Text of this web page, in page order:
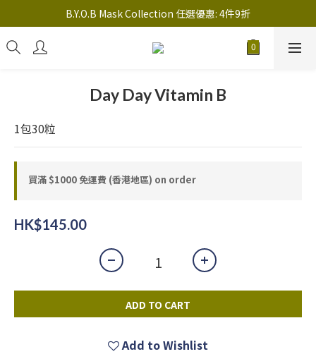
註冊新會員送 $20 馬上使用，會員可享指定產品「​專享價」
B.Y.O.B Mask Collection 任選優惠: 4件9折
註冊新會員送 $20 馬上使用，會員可享指定產品「​專享價」
Day Day Vitamin B
1包30粒
買滿 $1000 免運費 (香港地區) on order
HK$145.00
ADD TO CART
Add to Wishlist